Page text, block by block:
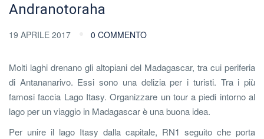
Andranotoraha
19 APRILE 2017 0 COMMENTO
Molti laghi drenano gli altopiani del Madagascar, tra cui periferia
di Antananarivo. Essi sono una delizia per i turisti. Tra i più
famosi faccia Lago Itasy. Organizzare un tour a piedi intorno al
lago per un viaggio in Madagascar è una buona idea.
Per unire il lago Itasy dalla capitale, RN1 seguito che porta